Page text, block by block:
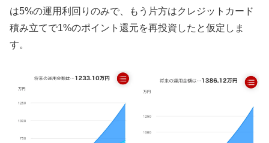
は5%の運用利回りのみで、もう片方はクレジットカード
積み立てで1%のポイント還元を再投資したと仮定しま
す。